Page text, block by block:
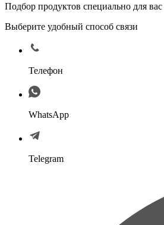
Подбор продуктов специально для вас
Выберите удобный способ связи
Телефон
WhatsApp
Telegram